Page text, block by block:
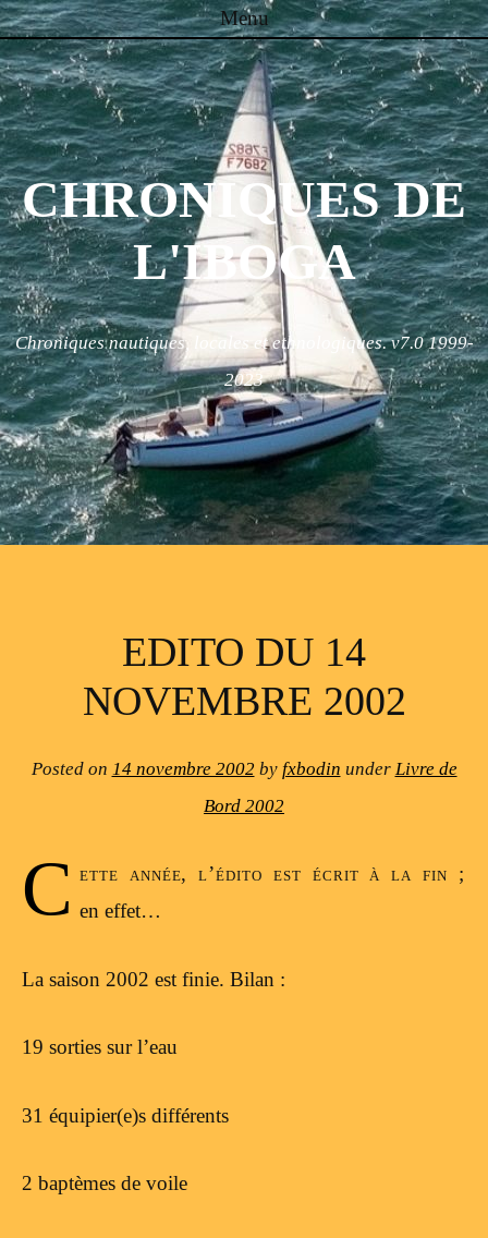
Menu
Skip to content
CHRONIQUES DE
L'IBOGA
Chroniques nautiques, locales et ethnologiques. v7.0 1999-
2023
EDITO DU 14
NOVEMBRE 2002
Posted on 14 novembre 2002 by fxbodin under Livre de
Bord 2002
C ette année, l’édito est écrit à la fin ;
en effet…
La saison 2002 est finie. Bilan :
19 sorties sur l’eau
31 équipier(e)s différents
2 baptèmes de voile